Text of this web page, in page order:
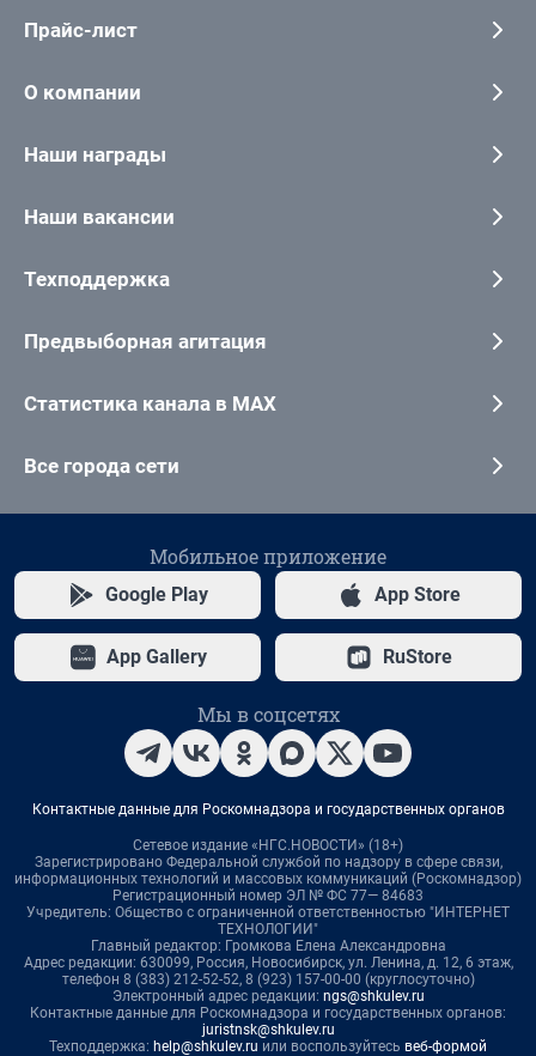
Прайс-лист
О компании
Наши награды
Наши вакансии
Техподдержка
Предвыборная агитация
Статистика канала в MAX
Все города сети
Мобильное приложение
Google Play App Store
App Gallery RuStore
Мы в соцсетях
Контактные данные для Роскомнадзора и государственных органов
Сетевое издание «НГС.НОВОСТИ» (18+)
Зарегистрировано Федеральной службой по надзору в сфере связи,
информационных технологий и массовых коммуникаций (Роскомнадзор)
Регистрационный номер ЭЛ № ФС 77— 84683
Учредитель: Общество с ограниченной ответственностью "ИНТЕРНЕТ
ТЕХНОЛОГИИ"
Главный редактор: Громкова Елена Александровна
Адрес редакции: 630099, Россия, Новосибирск, ул. Ленина, д. 12, 6 этаж,
телефон 8 (383) 212-52-52, 8 (923) 157-00-00 (круглосуточно)
Электронный адрес редакции: ngs@shkulev.ru
Контактные данные для Роскомнадзора и государственных органов:
juristnsk@shkulev.ru
Техподдержка: help@shkulev.ru или воспользуйтесь веб-формой